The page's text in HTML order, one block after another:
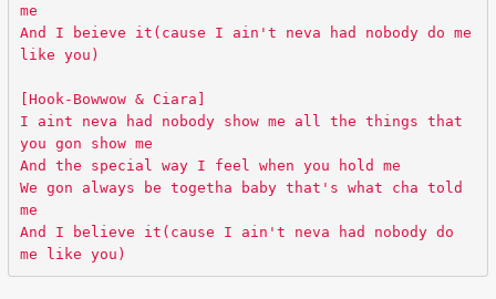
me
And I beieve it(cause I ain't neva had nobody do me
like you)
[Hook-Bowwow & Ciara]
I aint neva had nobody show me all the things that
you gon show me
And the special way I feel when you hold me
We gon always be togetha baby that's what cha told
me
And I believe it(cause I ain't neva had nobody do
me like you)